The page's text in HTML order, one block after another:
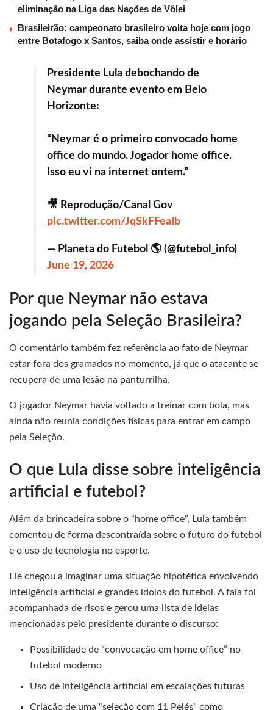
eliminação na Liga das Nações de Vôlei
Brasileirão: campeonato brasileiro volta hoje com jogo
entre Botafogo x Santos, saiba onde assistir e horário
Presidente Lula debochando de
Neymar durante evento em Belo
Horizonte:
“Neymar é o primeiro convocado home
office do mundo. Jogador home office.
Isso eu vi na internet ontem.”
🎥 Reprodução/Canal Gov
pic.twitter.com/JqSkFFeaIb
— Planeta do Futebol 🌎 (@futebol_info)
June 19, 2026
Por que Neymar não estava
jogando pela Seleção Brasileira?
O comentário também fez referência ao fato de Neymar
estar fora dos gramados no momento, já que o atacante se
recupera de uma lesão na panturrilha.
O jogador Neymar havia voltado a treinar com bola, mas
ainda não reunia condições físicas para entrar em campo
pela Seleção.
O que Lula disse sobre inteligência
artificial e futebol?
Além da brincadeira sobre o “home office”, Lula também
comentou de forma descontraída sobre o futuro do futebol
e o uso de tecnologia no esporte.
Ele chegou a imaginar uma situação hipotética envolvendo
inteligência artificial e grandes ídolos do futebol. A fala foi
acompanhada de risos e gerou uma lista de ideias
mencionadas pelo presidente durante o discurso:
Possibilidade de “convocação em home office” no
futebol moderno
Uso de inteligência artificial em escalações futuras
Criação de uma “seleção com 11 Pelés” como